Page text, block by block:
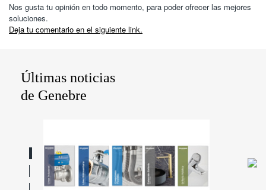
Nos gusta tu opinión en todo momento, para poder ofrecer las mejores
soluciones.
Deja tu comentario en el siguiente link.
Últimas noticias
de Genebre